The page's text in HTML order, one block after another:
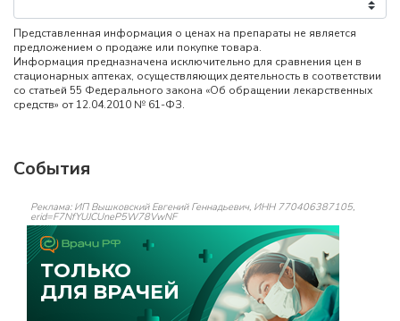
Представленная информация о ценах на препараты не является
предложением о продаже или покупке товара.
Информация предназначена исключительно для сравнения цен в
стационарных аптеках, осуществляющих деятельность в соответствии
со статьей 55 Федерального закона «Об обращении лекарственных
средств» от 12.04.2010 № 61-ФЗ.
События
Реклама: ИП Вышковский Евгений Геннадьевич, ИНН 770406387105,
erid=F7NfYUJCUneP5W78VwNF